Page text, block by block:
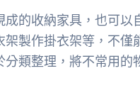
成的收納家具，也可以
架製作掛衣架等，不
分類整理，將不常用的